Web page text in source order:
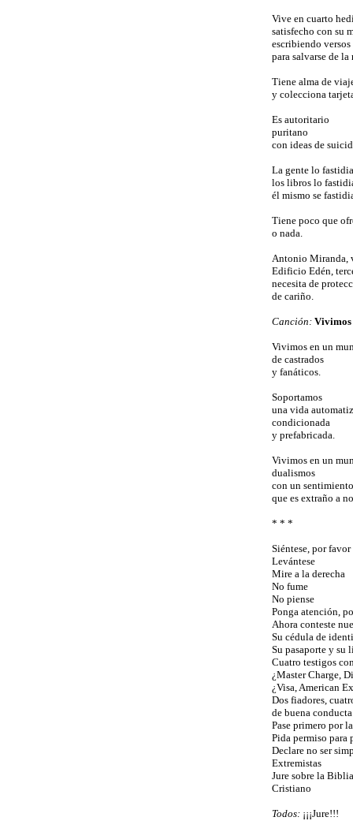
Vive en cuarto
satisfecho con su
escribiendo
para salvarse de la
Tiene alma de
y colecciona
Es autoritario
puritano
con ideas de
La gente lo fastidia
los libros lo
él mismo se
Tiene poco que
o nada.
Antonio Miranda,
Edificio Edén,
necesita de
de cariño.
Canción: Vivimos
Vivimos en un
de castrados
y fanáticos.
Soportamos
una vida
condicionada
y prefabricada.
Vivimos en un
dualismos
con un
que es extraño a
* * *
Siéntese, por favor
Levántese
Mire a la derecha
No fume
No piense
Ponga atención,
Ahora conteste
Su cédula de
Su pasaporte y su
Cuatro testigos
¿Master Charge,
¿Visa, American
Dos fiadores,
de buena
Pase primero por
Pida permiso para
Declare no ser
Extremistas
Jure sobre la
Cristiano
Todos: ¡¡¡Jure!!!